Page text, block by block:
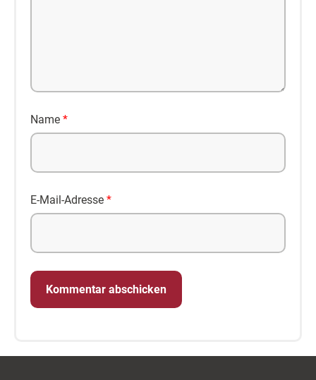
Name *
E-Mail-Adresse *